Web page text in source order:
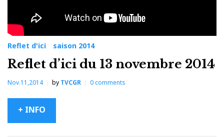
Reflet d'ici saison 2014
Reflet d’ici du 13 novembre 2014
Nov.11,2014 by TVCGR 0comments
+ INFO